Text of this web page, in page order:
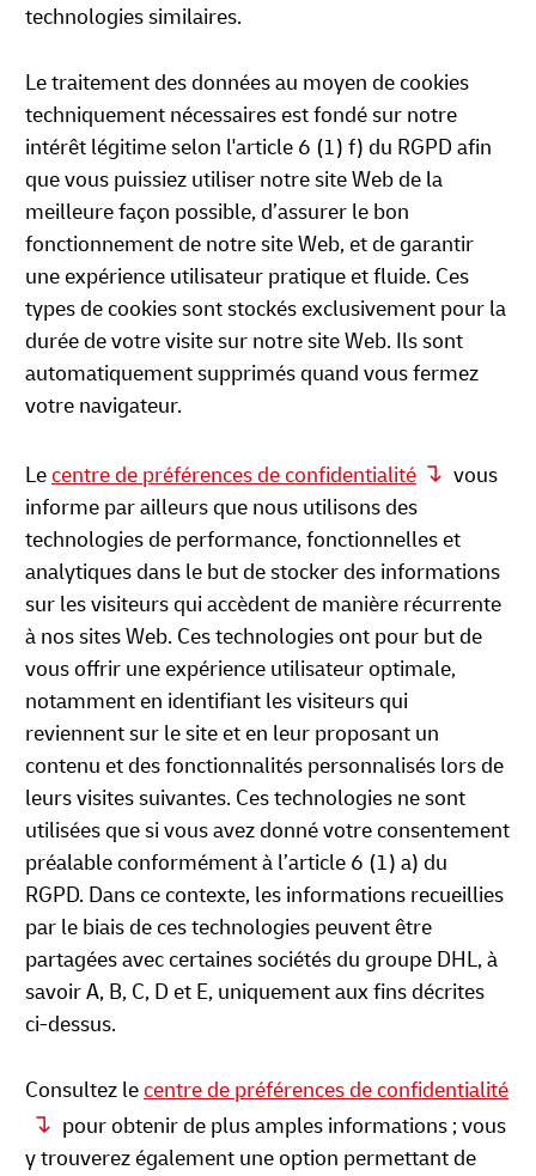
technologies similaires.
Le traitement des données au moyen de cookies
techniquement nécessaires est fondé sur notre
intérêt légitime selon l'article 6 (1) f) du RGPD afin
que vous puissiez utiliser notre site Web de la
meilleure façon possible, d’assurer le bon
fonctionnement de notre site Web, et de garantir
une expérience utilisateur pratique et fluide. Ces
types de cookies sont stockés exclusivement pour la
durée de votre visite sur notre site Web. Ils sont
automatiquement supprimés quand vous fermez
votre navigateur.
Le centre de préférences de confidentialité
vous
informe par ailleurs que nous utilisons des
technologies de performance, fonctionnelles et
analytiques dans le but de stocker des informations
sur les visiteurs qui accèdent de manière récurrente
à nos sites Web. Ces technologies ont pour but de
vous offrir une expérience utilisateur optimale,
notamment en identifiant les visiteurs qui
reviennent sur le site et en leur proposant un
contenu et des fonctionnalités personnalisés lors de
leurs visites suivantes. Ces technologies ne sont
utilisées que si vous avez donné votre consentement
préalable conformément à l’article 6 (1) a) du
RGPD. Dans ce contexte, les informations recueillies
par le biais de ces technologies peuvent être
partagées avec certaines sociétés du groupe DHL, à
savoir A, B, C, D et E, uniquement aux fins décrites
ci-dessus.
Consultez le centre de préférences de confidentialité
pour obtenir de plus amples informations ; vous
y trouverez également une option permettant de